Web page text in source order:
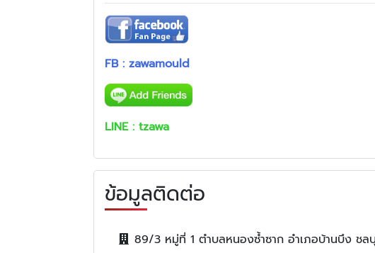
FB : zawamould
LINE : tzawa
ข้อมูลติดต่อ
89/3 หมู่ที่ 1 ตำบลหนองซ้ำซาก อำเภอบ้านบึง ชล